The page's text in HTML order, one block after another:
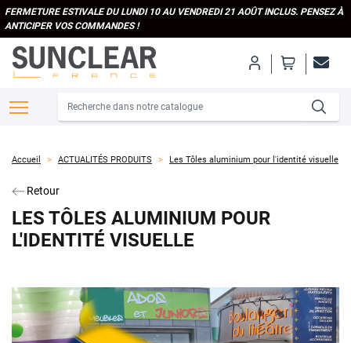
FERMETURE ESTIVALE DU LUNDI 10 AU VENDREDI 21 AOÛT INCLUS. PENSEZ À
ANTICIPER VOS COMMANDES !
Accueil ACTUALITÉS PRODUITS Les Tôles aluminium pour l'identité visuelle
Retour
LES TÔLES ALUMINIUM POUR
L'IDENTITÉ VISUELLE